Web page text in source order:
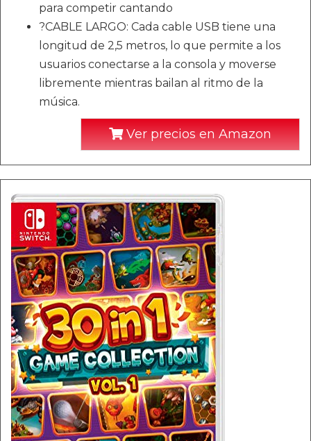
para competir cantando
?CABLE LARGO: Cada cable USB tiene una
longitud de 2,5 metros, lo que permite a los
usuarios conectarse a la consola y moverse
libremente mientras bailan al ritmo de la
música.
Ver precios en Amazon